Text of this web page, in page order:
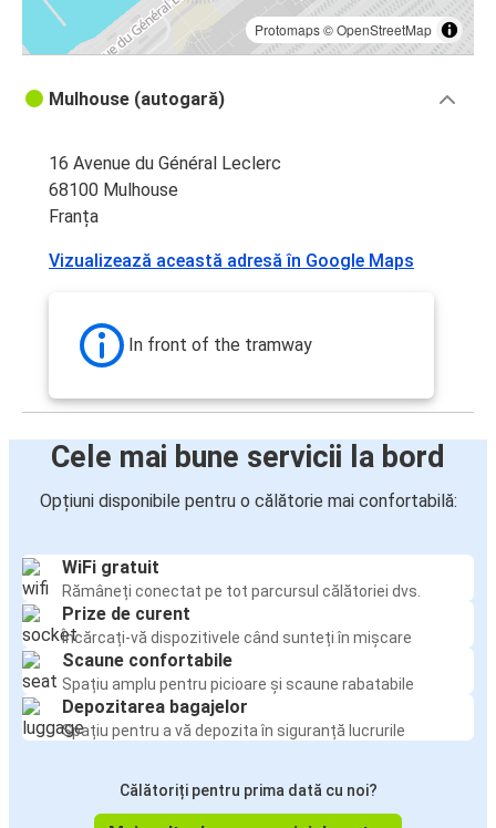
Protomaps©OpenStreetMap
Mulhouse (autogară)
16 Avenue du Général Leclerc
68100 Mulhouse
Franța
Vizualizează această adresă în Google Maps
In front of the tramway
Cele mai bune servicii la bord
Opțiuni disponibile pentru o călătorie mai confortabilă:
WiFi gratuit
Rămâneți conectat pe tot parcursul călătoriei dvs.
Prize de curent
Încărcați-vă dispozitivele când sunteți în mișcare
Scaune confortabile
Spațiu amplu pentru picioare și scaune rabatabile
Depozitarea bagajelor
Spațiu pentru a vă depozita în siguranță lucrurile
Călătoriți pentru prima dată cu noi?